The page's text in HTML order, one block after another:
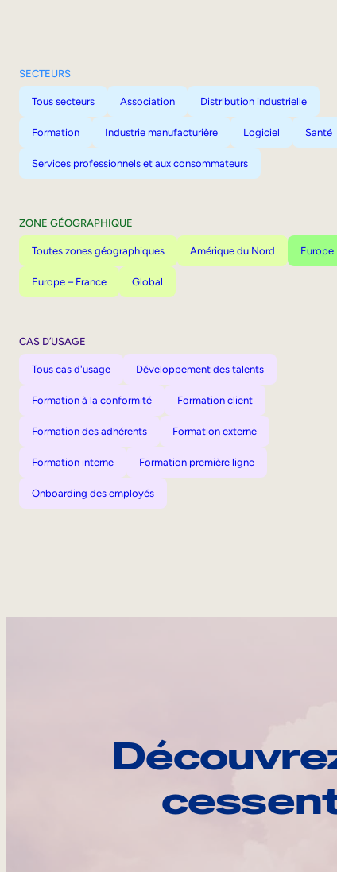
SECTEURS
Tous secteurs Association Distribution industrielle
Formation Industrie manufacturière Logiciel Santé
Services professionnels et aux consommateurs
ZONE GÉOGRAPHIQUE
Toutes zones géographiques Amérique du Nord Europe
Europe – France Global
CAS D’USAGE
Tous cas d'usage Développement des talents
Formation à la conformité Formation client
Formation des adhérents Formation externe
Formation interne Formation première ligne
Onboarding des employés